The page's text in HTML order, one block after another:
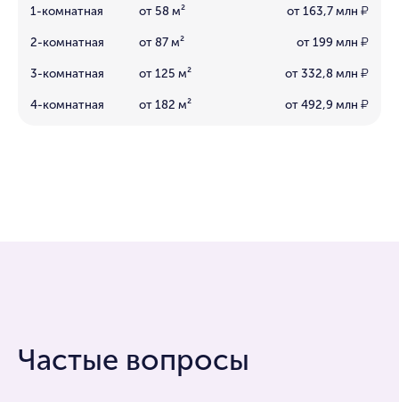
1-комнатная от 58 м² от 163,7 млн ₽
2-комнатная от 87 м² от 199 млн ₽
3-комнатная от 125 м² от 332,8 млн ₽
4-комнатная от 182 м² от 492,9 млн ₽
Частые вопросы